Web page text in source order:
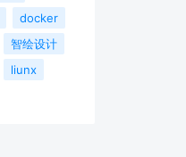
docker
智绘设计
liunx